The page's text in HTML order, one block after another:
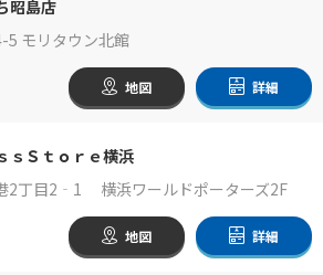
昭島店
5 モリタウン北館
地図 詳細
ｓＳｔｏｒｅ横浜
2丁目2‐1 横浜ワールドポーターズ2F
地図 詳細